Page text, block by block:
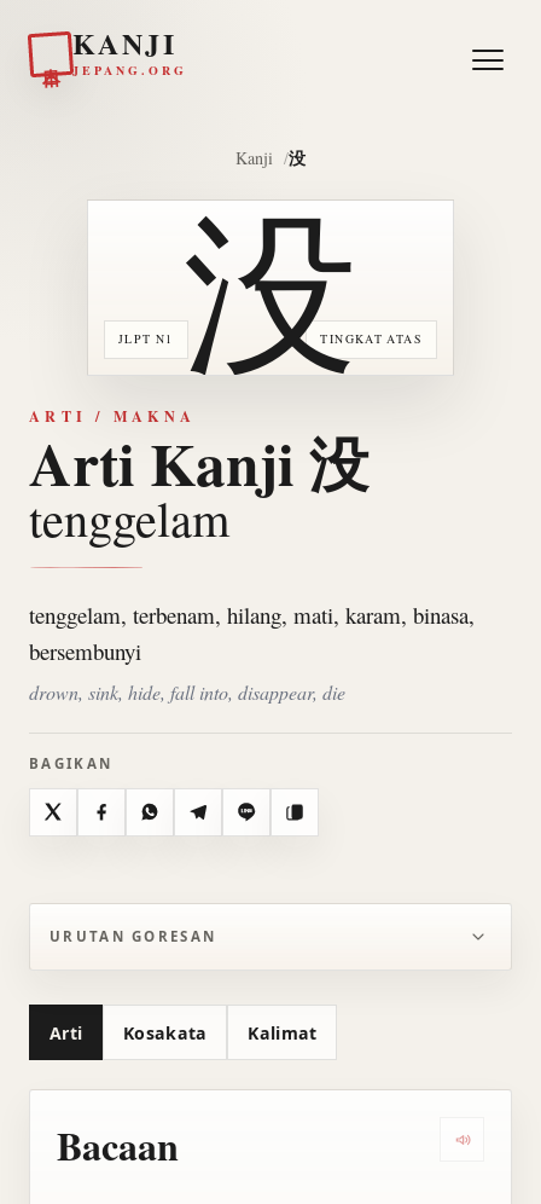
KANJI
JEPANG.ORG
Kanji 没
JLPT N1 TINGKAT ATAS
没
ARTI / MAKNA
Arti Kanji 没
tenggelam
tenggelam, terbenam, hilang, mati, karam, binasa,
bersembunyi
drown, sink, hide, fall into, disappear, die
BAGIKAN
X FacebookWhatsAppTelegramLine Salin
URUTAN GORESAN
Arti Kosakata Kalimat
Bacaan